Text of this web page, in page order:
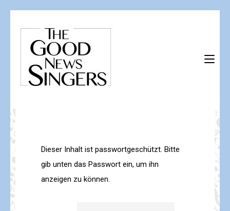
content
The Good News Singers
Dieser Inhalt ist passwortgeschützt. Bitte
gib unten das Passwort ein, um ihn
anzeigen zu können.